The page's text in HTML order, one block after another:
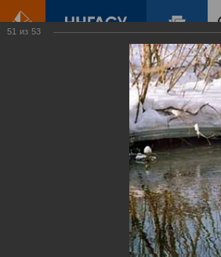
Зеленый Город
Виртуальные
выставки
51 из 53